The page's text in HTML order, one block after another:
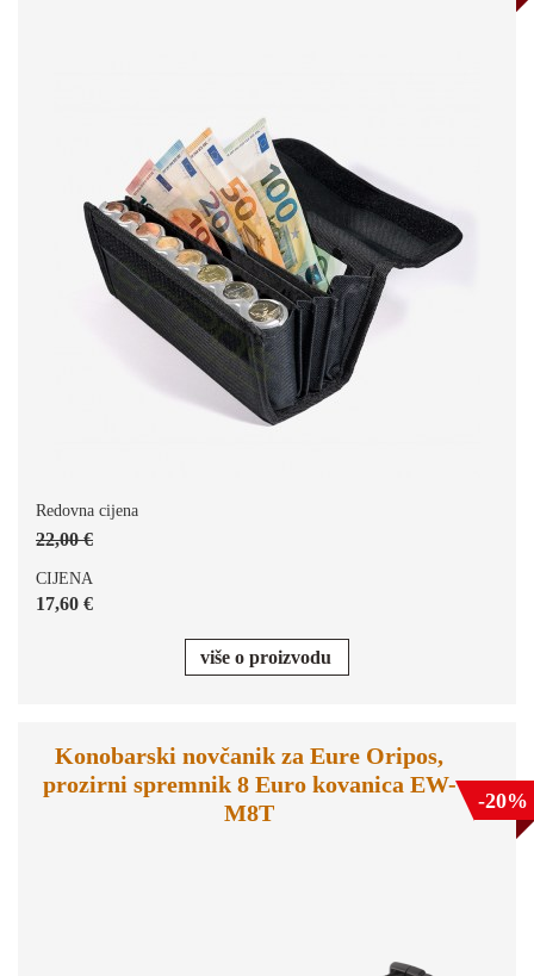
Redovna cijena
22,00 €
CIJENA
17,60 €
više o proizvodu
Konobarski novčanik za Eure Oripos,
prozirni spremnik 8 Euro kovanica EW-
M8T
-20%